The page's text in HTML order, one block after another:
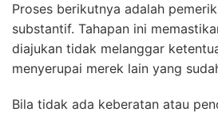
Proses berikutnya adalah
substantif. Tahapan ini
diajukan tidak melanggar
menyerupai merek lain yang
Bila tidak ada keberatan atau